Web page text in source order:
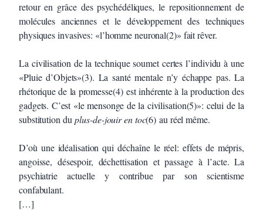
retour en grâce des psychédéliques, le repositionnement de
molécules anciennes et le développement des techniques
physiques invasives: «l’homme neuronal(2)» fait rêver.
La civilisation de la technique soumet certes l’individu à une
«Pluie d’Objets»(3). La santé mentale n’y échappe pas. La
rhétorique de la promesse(4) est inhérente à la production des
gadgets. C’est «le mensonge de la civilisation(5)»: celui de la
substitution duplus-de-jouir en toc(6) au réel même.
D’où une idéalisation qui déchaîne le réel: effets de mépris,
angoisse, désespoir, déchettisation et passage à l’acte. La
psychiatrie actuelle y contribue par son scientisme
confabulant.
[…]